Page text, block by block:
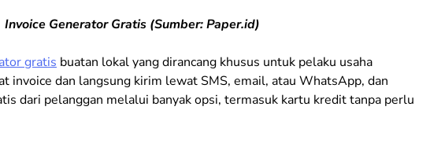
Invoice Generator Gratis (Sumber: Paper.id)
gratis buatan lokal yang dirancang khusus untuk pelaku usaha
invoice dan langsung kirim lewat SMS, email, atau WhatsApp, dan
dari pelanggan melalui banyak opsi, termasuk kartu kredit tanpa perlu